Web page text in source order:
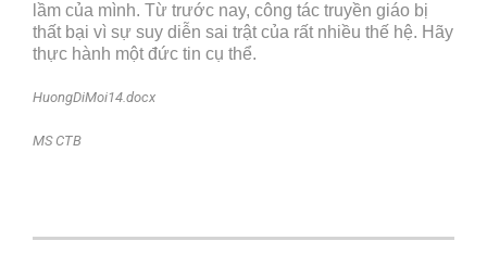
lầm của mình. Từ trước nay, công tác truyền giáo bị
thất bại vì sự suy diễn sai trật của rất nhiều thế hệ. Hãy
thực hành một đức tin cụ thể.
HuongDiMoi14.docx
MS CTB